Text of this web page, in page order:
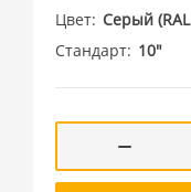
Цвет Cерый
Стандарт 10"